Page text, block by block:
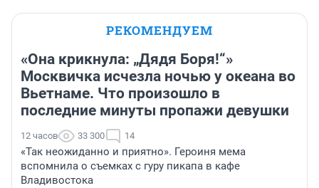
РЕКОМЕНДУЕМ
«Она крикнула: „Дядя Боря!“»
Москвичка исчезла ночью у океана во
Вьетнаме. Что произошло в
последние минуты пропажи девушки
12 часов 33 300 14
«Так неожиданно и приятно». Героиня мема
вспомнила о съемках с гуру пикапа в кафе
Владивостока